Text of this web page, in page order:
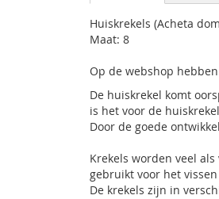
Huiskrekels (Acheta
Maat: 8
Op de webshop
De huiskrekel komt
is het voor de
Door de goede
Krekels worden veel
gebruikt voor het
De krekels zijn in